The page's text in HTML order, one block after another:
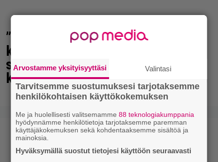
”Mitä isompi vehje, sen paremmin
kulkee” – Susanna Penttilä
suuntasi Bangbussinsa Helsingin
keskustaan
Arvostamme yksityisyyttäsi Valintasi
Tarvitsemme suostumuksesi tarjotaksemme
henkilökohtaisen käyttökokemuksen
Me ja huolellisesti valitsemamme88 teknologiakumppania
hyödynnämme henkilötietoja tarjotaksemme paremman
käyttäjäkokemuksen sekä kohdentaaksemme sisältöä ja
mainoksia.
Hyväksymällä suostut tietojesi käyttöön seuraavasti